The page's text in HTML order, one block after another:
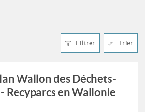
Filtrer Trier
Wallon des Déchets-
Recyparcs en Wallonie